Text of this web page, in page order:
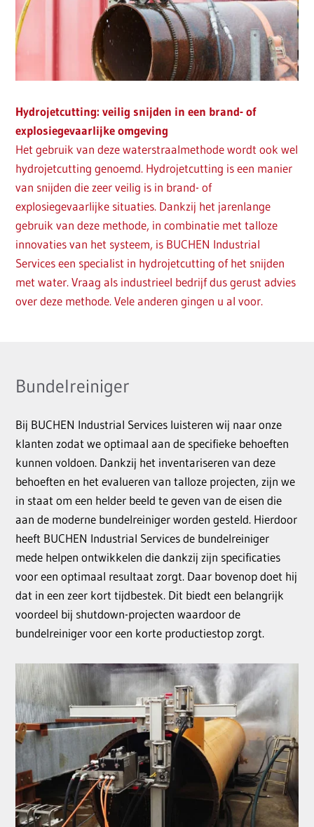
Hydrojetcutting: veilig snijden in een brand- of
explosiegevaarlijke omgeving
Het gebruik van deze waterstraalmethode wordt ook wel
hydrojetcutting genoemd. Hydrojetcutting is een manier
van snijden die zeer veilig is in brand- of
explosiegevaarlijke situaties. Dankzij het jarenlange
gebruik van deze methode, in combinatie met talloze
innovaties van het systeem, is BUCHEN Industrial
Services een specialist in hydrojetcutting of het snijden
met water. Vraag als industrieel bedrijf dus gerust advies
over deze methode. Vele anderen gingen u al voor.
Bundelreiniger
Bij BUCHEN Industrial Services luisteren wij naar onze
klanten zodat we optimaal aan de specifieke behoeften
kunnen voldoen. Dankzij het inventariseren van deze
behoeften en het evalueren van talloze projecten, zijn we
in staat om een helder beeld te geven van de eisen die
aan de moderne bundelreiniger worden gesteld. Hierdoor
heeft BUCHEN Industrial Services de bundelreiniger
mede helpen ontwikkelen die dankzij zijn specificaties
voor een optimaal resultaat zorgt. Daar bovenop doet hij
dat in een zeer kort tijdbestek. Dit biedt een belangrijk
voordeel bij shutdown-projecten waardoor de
bundelreiniger voor een korte productiestop zorgt.